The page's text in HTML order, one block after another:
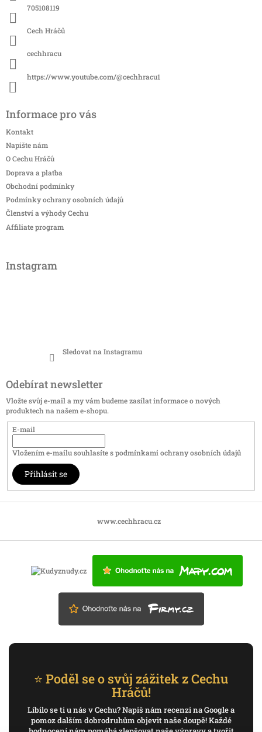
705108119
Cech Hráčů
cechhracu
https://www.youtube.com/@cechhracu1
Informace pro vás
Kontakt
Napište nám
O Cechu Hráčů
Doprava a platba
Obchodní podmínky
Podmínky ochrany osobních údajů
Členství a výhody Cechu
Affiliate program
Instagram
Sledovat na Instagramu
Odebírat newsletter
Vložte svůj e-mail a my vám budeme zasílat informace o nových
produktech na našem e-shopu.
E-mail
Vložením e-mailu souhlasíte spodmínkami ochrany osobních údajů
Přihlásit se
www.cechhracu.cz
⭐ Poděl se o svůj zážitek z Cechu
Hráčů!
Líbilo se ti u nás v Cechu? Napiš nám recenzi na Google a
pomoz dalším dobrodruhům objevit naše doupě! Každé